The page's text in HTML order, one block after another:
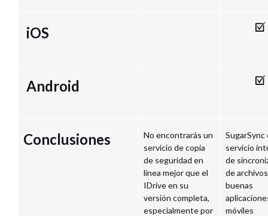
iOS
Android
Conclusiones
No encontrarás un
servicio de copia
de seguridad en
línea mejor que el
IDrive en su
versión completa,
especialmente por
SugarSync
servicio
de
de
buenas
móviles